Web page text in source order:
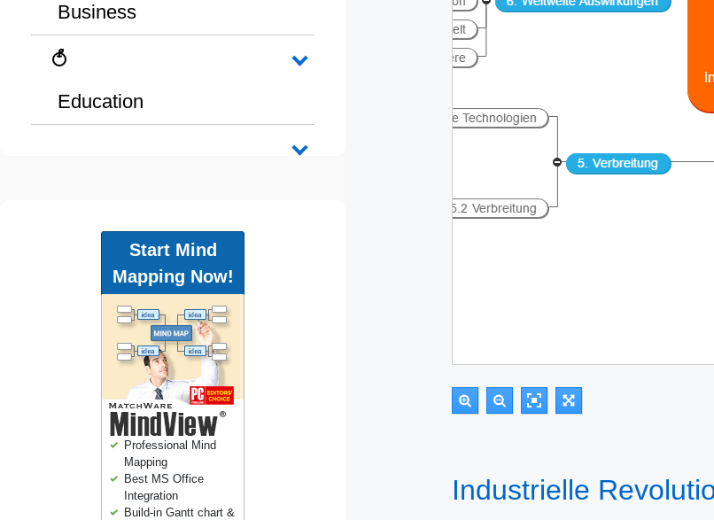
Business
Education
Start Mind
Mapping Now!
Professional Mind
Mapping
Best MS Office
Integration
Build-in Gantt chart &
Industrielle